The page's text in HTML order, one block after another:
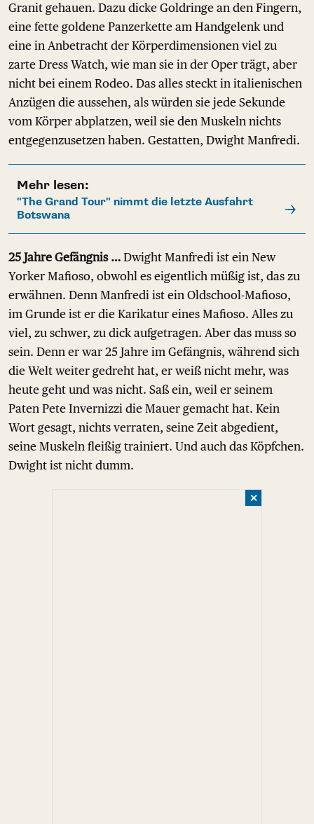
Granit gehauen. Dazu dicke Goldringe an den Fingern,
eine fette goldene Panzerkette am Handgelenk und
eine in Anbetracht der Körperdimensionen viel zu
zarte Dress Watch, wie man sie in der Oper trägt, aber
nicht bei einem Rodeo. Das alles steckt in italienischen
Anzügen die aussehen, als würden sie jede Sekunde
vom Körper abplatzen, weil sie den Muskeln nichts
entgegenzusetzen haben. Gestatten, Dwight Manfredi.
Mehr lesen:
"The Grand Tour" nimmt die letzte Ausfahrt
Botswana
25 Jahre Gefängnis … Dwight Manfredi ist ein New
Yorker Mafioso, obwohl es eigentlich müßig ist, das zu
erwähnen. Denn Manfredi ist ein Oldschool-Mafioso,
im Grunde ist er die Karikatur eines Mafioso. Alles zu
viel, zu schwer, zu dick aufgetragen. Aber das muss so
sein. Denn er war 25 Jahre im Gefängnis, während sich
die Welt weiter gedreht hat, er weiß nicht mehr, was
heute geht und was nicht. Saß ein, weil er seinem
Paten Pete Invernizzi die Mauer gemacht hat. Kein
Wort gesagt, nichts verraten, seine Zeit abgedient,
seine Muskeln fleißig trainiert. Und auch das Köpfchen.
Dwight ist nicht dumm.
✕